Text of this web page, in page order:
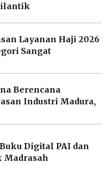
Layanan Haji 2026
Sangat
Berencana
Industri Madura,
Digital PAI dan
Madrasah